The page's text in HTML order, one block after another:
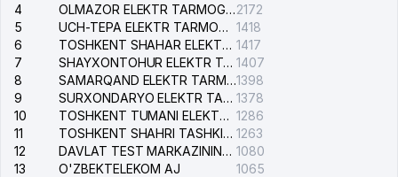
4
OLMAZOR ELEKTR TARMOG'I NOSOZLIKLARI XIZMATI2172
5
UCH-TEPA ELEKTR TARMOG'I NOSOZLIKLARI XIZMATI 1418
6
TOSHKENT SHAHAR ELEKTR TARMOQLARI KORXONASI AJ 1417
7
SHAYXONTOHUR ELEKTR TARMOG'I NOSOZLIKLARINI TUZATISH XIZMATI 1407
8
SAMARQAND ELEKTR TARMOQLARI AJ1398
9
SURXONDARYO ELEKTR TARMOQLARI AJ 1378
10
TOSHKENT TUMANI ELEKTR TARMOG'I AVARIYA XIZMATI 1286
11
TOSHKENT SHAHRI TASHKILOT TELEFONLARI HAQIDA MA'LUMOT BYUROSI 1263
12
DAVLAT TEST MARKAZINING ISHONCH TELEFONLARI 1080
13
O'ZBEKTELEKOM AJ
1065